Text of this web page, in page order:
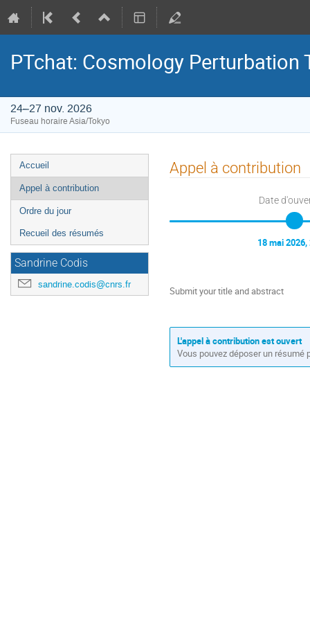
PTchat: Cosmology Perturbation
24–27 nov. 2026
Fuseau horaire Asia/Tokyo
Menu
de
l'événement
Accueil
Appel à contribution
Ordre du jour
Recueil des résumés
Sandrine Codis
sandrine.codis@cnrs.fr
Appel à contribution
Date
18 mai 2026,
Submit your title and abstract
L'appel à contribution est ouvert
Vous pouvez déposer un résumé